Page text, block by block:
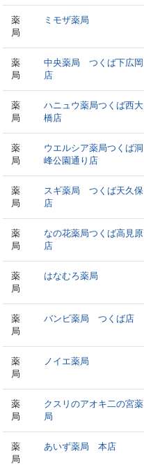
薬
局
ミモザ薬局
薬
局
中央薬局 つくば下広岡
店
薬
局
ハニュウ薬局つくば西大
橋店
薬
局
ウエルシア薬局つくば洞
峰公園通り店
薬
局
スギ薬局 つくば天久保
店
薬
局
なの花薬局つくば高見原
店
薬
局
はなむろ薬局
薬
局
バンビ薬局 つくば店
薬
局
ノイエ薬局
薬
局
クスリのアオキ二の宮薬
局
薬
局
あいず薬局 本店